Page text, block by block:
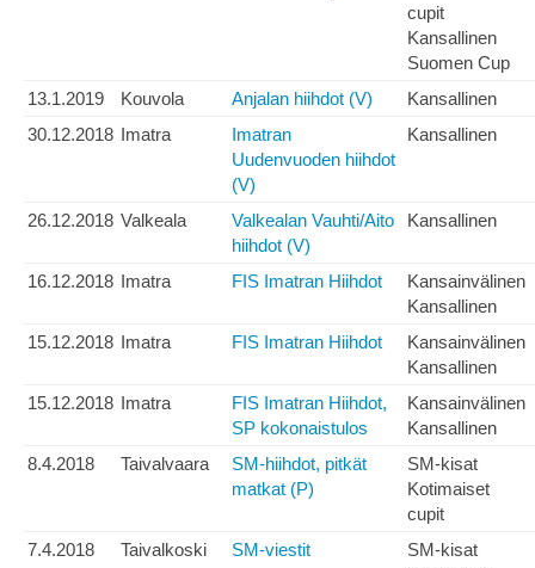
cupit
Kansallinen
Suomen Cup
13.1.2019
Kouvola Anjalan hiihdot (V)
Kansallinen
30.12.2018 Imatra
Imatran
Uudenvuoden hiihdot
(V)
Kansallinen
26.12.2018 Valkeala
Valkealan Vauhti/Aito
hiihdot (V)
Kansallinen
16.12.2018 Imatra FIS Imatran Hiihdot
Kansainvälinen
Kansallinen
15.12.2018 Imatra FIS Imatran Hiihdot
Kansainvälinen
Kansallinen
15.12.2018 Imatra
FIS Imatran Hiihdot,
SP kokonaistulos
Kansainvälinen
Kansallinen
8.4.2018
Taivalvaara
SM-hiihdot, pitkät
matkat (P)
SM-kisat
Kotimaiset
cupit
7.4.2018
Taivalkoski SM-viestit
SM-kisat